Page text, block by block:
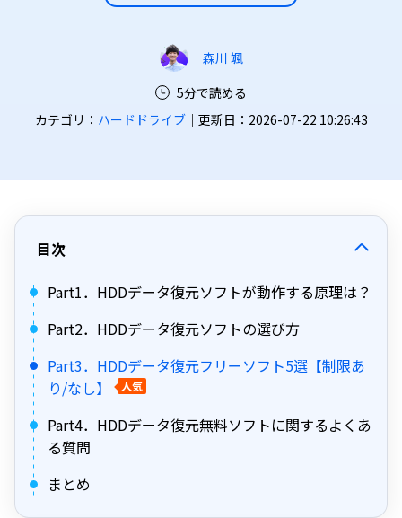
森川 颯
5分で読める
カテゴリ： ハードドライブ｜更新日：2026-07-22 10:26:43
目次
Part1．HDDデータ復元ソフトが動作する原理は？
Part2．HDDデータ復元ソフトの選び方
Part3．HDDデータ復元フリーソフト5選【制限あ
り/なし】
人気
Part4．HDDデータ復元無料ソフトに関するよくあ
る質問
まとめ